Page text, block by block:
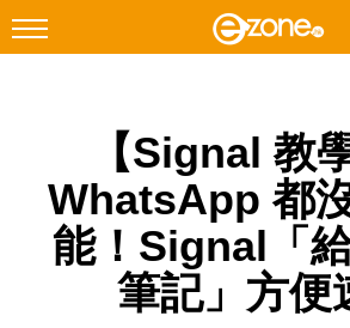
Instagram
科技焦點
網絡生活
【Signal 教
WhatsApp 都
能！Signal「
筆記」方便